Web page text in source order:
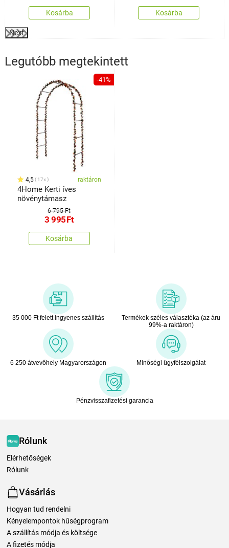
Kosárba Kosárba
Next
Legutóbb megtekintett
-41%
4,5 17x raktáron
4Home Kerti íves
növénytámasz
6 795 Ft
3 995Ft
Kosárba
35 000 Ft felett ingyenes szállítás
Termékek széles választéka (az áru
99%-a raktáron)
6 250 átvevőhely Magyarországon Minőségi ügyfélszolgálat
Pénzvisszafizetési garancia
Rólunk
Elérhetőségek
Rólunk
Vásárlás
Hogyan tud rendelni
Kényelempontok hűségprogram
A szállítás módja és költsége
A fizetés módja